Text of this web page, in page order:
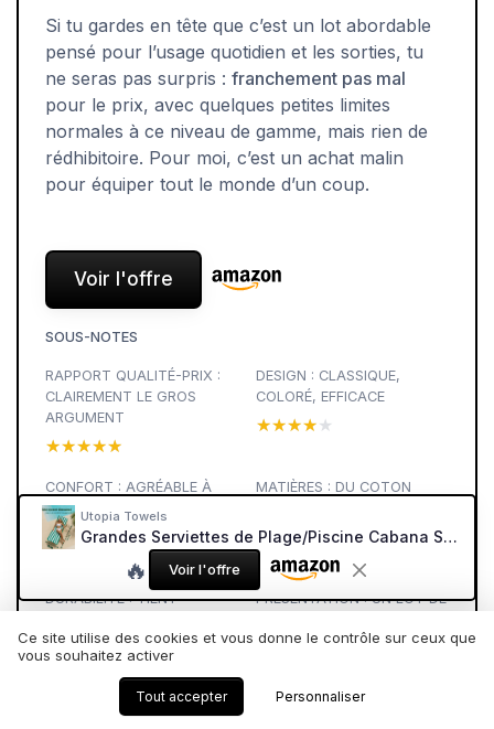
Si tu gardes en tête que c’est un lot abordable
pensé pour l’usage quotidien et les sorties, tu
ne seras pas surpris : franchement pas mal
pour le prix, avec quelques petites limites
normales à ce niveau de gamme, mais rien de
rédhibitoire. Pour moi, c’est un achat malin
pour équiper tout le monde d’un coup.
Voir l'offre
SOUS-NOTES
RAPPORT QUALITÉ-PRIX :
CLAIREMENT LE GROS
ARGUMENT
★★★★★
★★★★★
DESIGN : CLASSIQUE,
COLORÉ, EFFICACE
★★★★★
★★★★★
CONFORT : AGRÉABLE À
UTILISER, SANS ÊTRE
ULTRA MOELLEUX
MATIÈRES : DU COTON
L’USAGE INTENSIF
★★★★★
★★★★★
DURABILITÉ : TIENT
N’EST PAS INDESTRUCTIBLE
PRÉSENTATION : UN LOT DE
PRATIQUES
EFFICACITÉ ET SÉCHAGE :
Utopia Towels
Grandes Serviettes de Plage/Piscine Cabana Stripe (76 x 152 cm) - 100% Coton filé, Douces et à séchage Rapide (Lot de 4 - Bleu, Jaune, Vert et Orange) Bleu, Jaune, Vert et Orange 76 x 152 cm - 4 Pack
🔥 Voir l'offre
Ce site utilise des cookies et vous donne le contrôle sur ceux que
vous souhaitez activer
Tout accepter Personnaliser